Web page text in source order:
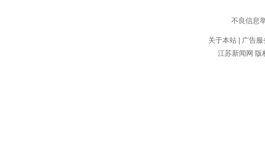
不良信息
关于本站
广告服
江苏新闻网 版